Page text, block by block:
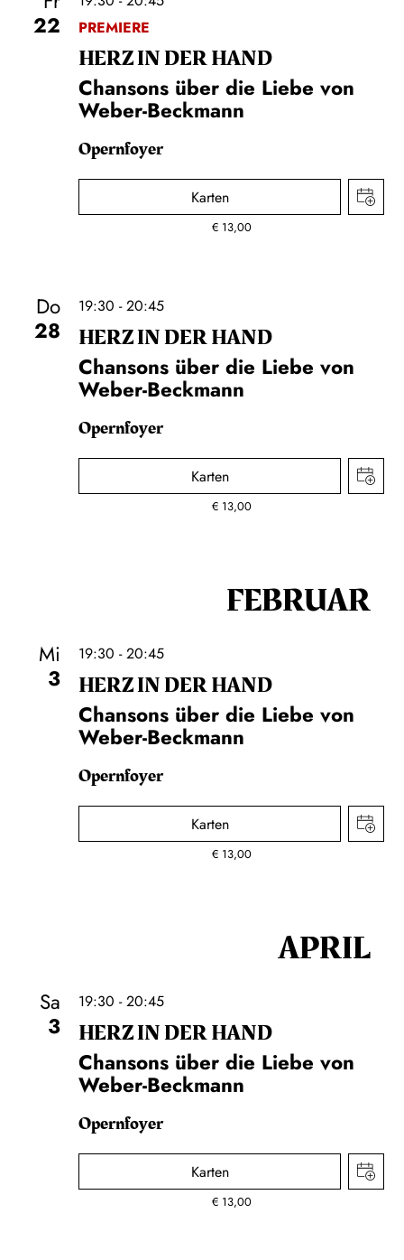
22
PREMIERE
HERZ IN DER HAND
Chansons über die Liebe von
Weber-Beckmann
Opernfoyer
Karten
€ 13,00
Do
28
19:30 - 20:45
HERZ IN DER HAND
Chansons über die Liebe von
Weber-Beckmann
Opernfoyer
Karten
€ 13,00
FEBRUAR
Mi
3
19:30 - 20:45
HERZ IN DER HAND
Chansons über die Liebe von
Weber-Beckmann
Opernfoyer
Karten
€ 13,00
APRIL
Sa
3
19:30 - 20:45
HERZ IN DER HAND
Chansons über die Liebe von
Weber-Beckmann
Opernfoyer
Karten
€ 13,00